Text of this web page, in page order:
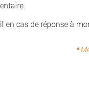
en cas de réponse à
*